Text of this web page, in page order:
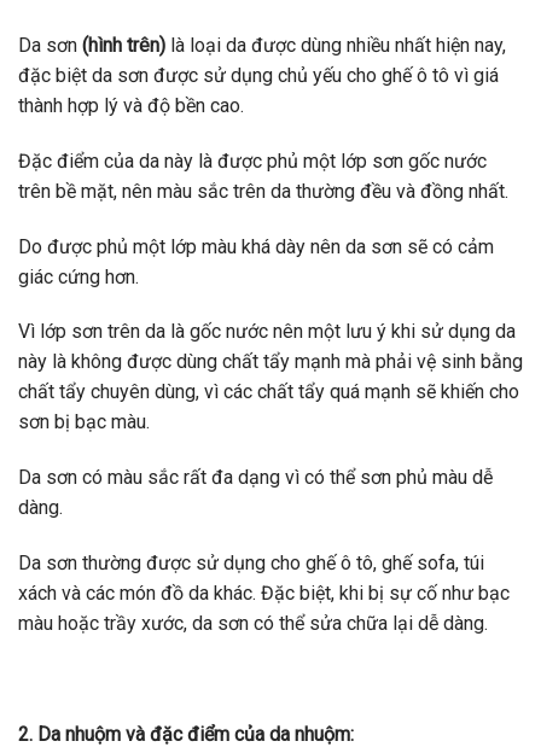
Da sơn (hình trên) là loại da được dùng nhiều nhất hiện nay,
đặc biệt da sơn được sử dụng chủ yếu cho ghế ô tô vì giá
thành hợp lý và độ bền cao.
Đặc điểm của da này là được phủ một lớp sơn gốc nước
trên bề mặt, nên màu sắc trên da thường đều và đồng nhất.
Do được phủ một lớp màu khá dày nên da sơn sẽ có cảm
giác cứng hơn.
Vì lớp sơn trên da là gốc nước nên một lưu ý khi sử dụng da
này là không được dùng chất tẩy mạnh mà phải vệ sinh bằng
chất tẩy chuyên dùng, vì các chất tẩy quá mạnh sẽ khiến cho
sơn bị bạc màu.
Da sơn có màu sắc rất đa dạng vì có thể sơn phủ màu dễ
dàng.
Da sơn thường được sử dụng cho ghế ô tô, ghế sofa, túi
xách và các món đồ da khác. Đặc biệt, khi bị sự cố như bạc
màu hoặc trầy xước, da sơn có thể sửa chữa lại dễ dàng.
2. Da nhuộm và đặc điểm của da nhuộm: